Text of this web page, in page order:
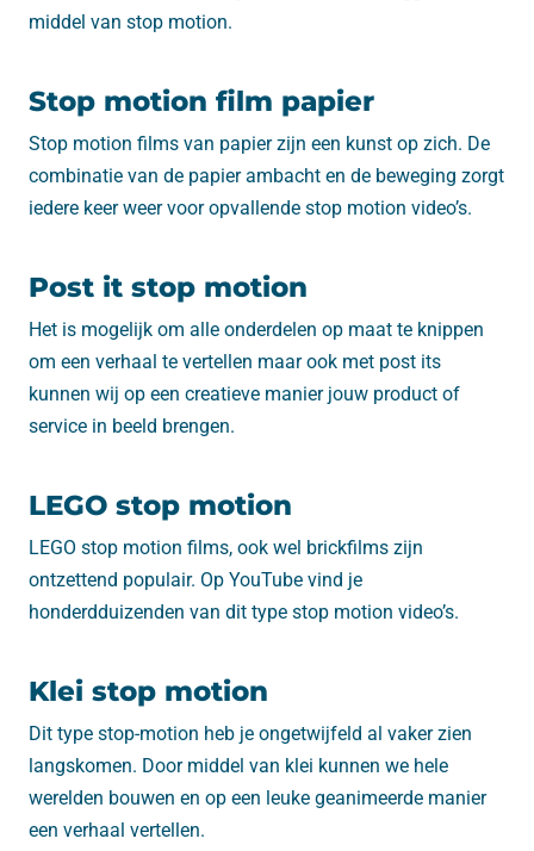
middel van stop motion.
Stop motion film papier
Stop motion films van papier zijn een kunst op zich. De
combinatie van de papier ambacht en de beweging zorgt
iedere keer weer voor opvallende stop motion video’s.
Post it stop motion
Het is mogelijk om alle onderdelen op maat te knippen
om een verhaal te vertellen maar ook met post its
kunnen wij op een creatieve manier jouw product of
service in beeld brengen.
LEGO stop motion
LEGO stop motion films, ook wel brickfilms zijn
ontzettend populair. Op YouTube vind je
honderdduizenden van dit type stop motion video’s.
Klei stop motion
Dit type stop-motion heb je ongetwijfeld al vaker zien
langskomen. Door middel van klei kunnen we hele
werelden bouwen en op een leuke geanimeerde manier
een verhaal vertellen.